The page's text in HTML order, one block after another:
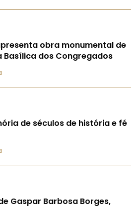
obra monumental de
Basílica dos Congregados
de séculos de história e fé
Gaspar Barbosa Borges,